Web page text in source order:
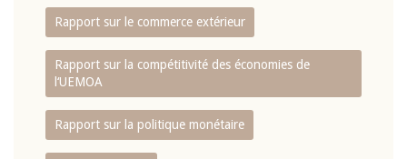
Rapport sur le commerce extérieur
Rapport sur la compétitivité des économies de
l‘UEMOA
Rapport sur la politique monétaire